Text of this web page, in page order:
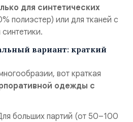
для синтетических
полиэстер) или для тканей с
вариант: краткий
вот краткая
одежды с
больших партий (от 50–100